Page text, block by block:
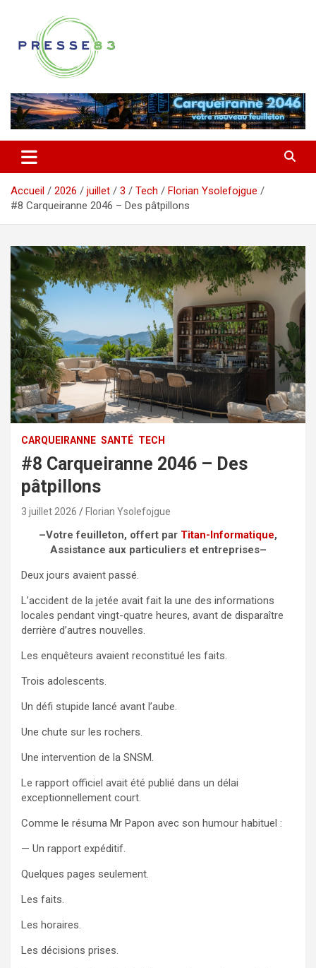
contenu
Presse 83
Accueil 2026 juillet 3 Tech
Florian Ysolefojgue
#8 Carqueiranne 2046 – Des pâtpillons
CARQUEIRANNE SANTÉ TECH
#8 Carqueiranne 2046 – Des
pâtpillons
3 juillet 2026 Florian Ysolefojgue
–Votre feuilleton, offert par Titan-Informatique,
Assistance aux particuliers et entreprises–
Deux jours avaient passé.
L’accident de la jetée avait fait la une des informations
locales pendant vingt-quatre heures, avant de disparaître
derrière d’autres nouvelles.
Les enquêteurs avaient reconstitué les faits.
Trois adolescents.
Un défi stupide lancé avant l’aube.
Une chute sur les rochers.
Une intervention de la SNSM.
Le rapport officiel avait été publié dans un délai
exceptionnellement court.
Comme le résuma Mr Papon avec son humour habituel :
— Un rapport expéditif.
Quelques pages seulement.
Les faits.
Les horaires.
Les décisions prises.